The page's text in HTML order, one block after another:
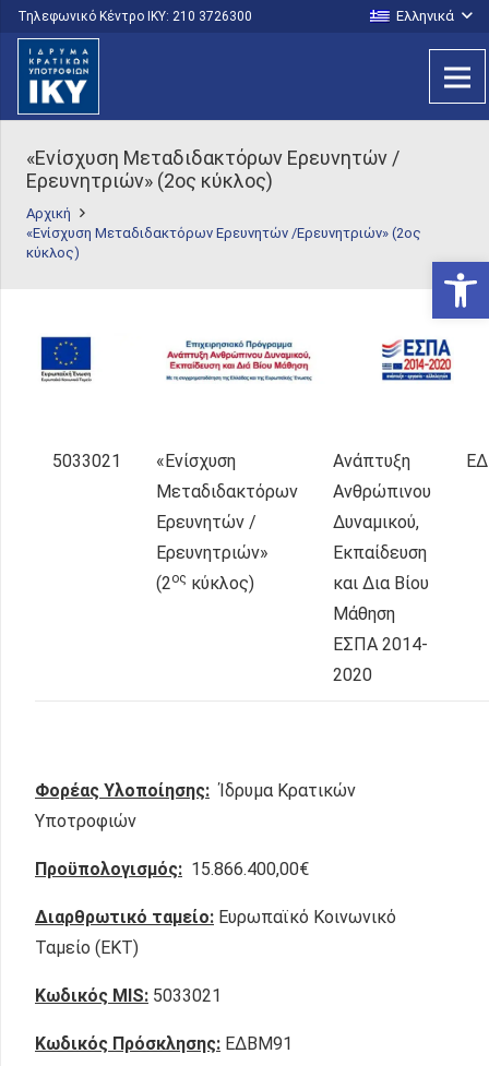
Τηλεφωνικό Κέντρο IKY: 210 3726300 Ελληνικά
«Ενίσχυση Μεταδιδακτόρων Ερευνητών /
Ερευνητριών» (2ος κύκλος)
Αρχική
«Ενίσχυση Μεταδιδακτόρων Ερευνητών /Ερευνητριών» (2ος
κύκλος)
5033021
«Ενίσχυση
Μεταδιδακτόρων
Ερευνητών /
Ερευνητριών»
(2ος κύκλος)
Ανάπτυξη
Ανθρώπινου
Δυναμικού,
Εκπαίδευση
και Δια Βίου
Μάθηση
ΕΣΠΑ 2014-
2020
Φορέας Υλοποίησης: Ίδρυμα Κρατικών
Υποτροφιών
Προϋπολογισμός: 15.866.400,00€
Διαρθρωτικό ταμείο: Ευρωπαϊκό Κοινωνικό
Ταμείο (ΕΚΤ)
Κωδικός MIS: 5033021
Κωδικός Πρόσκλησης: ΕΔΒΜ91